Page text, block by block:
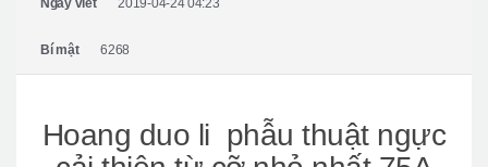
Ngày viết 2019-04-24 04:23
Bí mật 6268
Hoang duo li phẫu thuật ngực